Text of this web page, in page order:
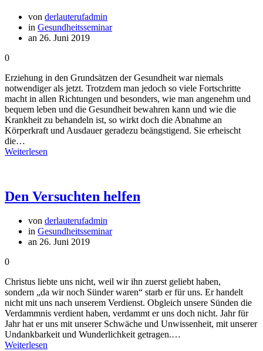
von derlauterufadmin
in Gesundheitsseminar
an 26. Juni 2019
0
Erziehung in den Grundsätzen der Gesundheit war niemals
notwendiger als jetzt. Trotzdem man jedoch so viele Fortschritte
macht in allen Richtungen und besonders, wie man angenehm und
bequem leben und die Gesundheit bewahren kann und wie die
Krankheit zu behandeln ist, so wirkt doch die Abnahme an
Körperkraft und Ausdauer geradezu beängstigend. Sie erheischt
die…
Weiterlesen
Den Versuchten helfen
von derlauterufadmin
in Gesundheitsseminar
an 26. Juni 2019
0
Christus liebte uns nicht, weil wir ihn zuerst geliebt haben,
sondern „da wir noch Sünder waren“ starb er für uns. Er handelt
nicht mit uns nach unserem Verdienst. Obgleich unsere Sünden die
Verdammnis verdient haben, verdammt er uns doch nicht. Jahr für
Jahr hat er uns mit unserer Schwäche und Unwissenheit, mit unserer
Undankbarkeit und Wunderlichkeit getragen.…
Weiterlesen